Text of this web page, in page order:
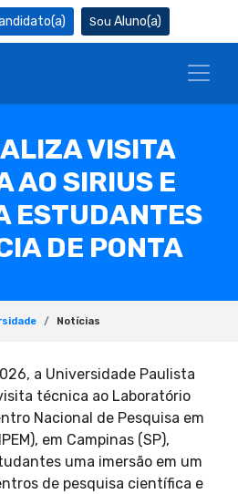
Aluno(a)
VISITA
AO SIRIUS E
ESTUDANTES
DE PONTA
Notícias
a Universidade Paulista
técnica ao Laboratório
Nacional de Pesquisa em
em Campinas (SP),
uma imersão em um
de pesquisa científica e